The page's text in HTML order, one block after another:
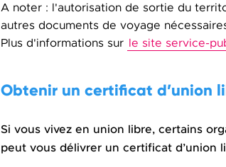
A noter : l'autorisation de sortie du
autres documents de voyage
Plus d'informations sur le site service-
Obtenir un certificat d’union
Si vous vivez en union libre, certains
peut vous délivrer un certificat d’union